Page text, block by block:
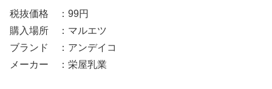
税抜価格 ：99円
購入場所 ：マルエツ
ブランド ：アンデイコ
メーカー ：栄屋乳業